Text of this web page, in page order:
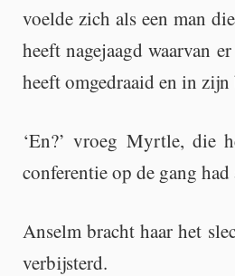
voel­de zich als een man
heeft na­ge­jaagd waar­van
heeft om­ge­draaid en in zijn
‘En?’ vroeg Myrt­le, die
con­fe­ren­tie op de gang had
An­selm bracht haar het
ver­bijs­terd.